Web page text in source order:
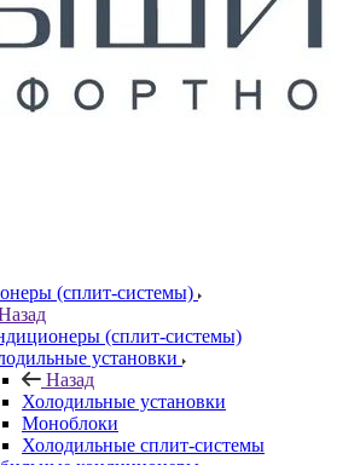
(сплит-системы)
(сплит-системы)
установки
Назад
Холодильные установки
Моноблоки
Холодильные сплит-системы